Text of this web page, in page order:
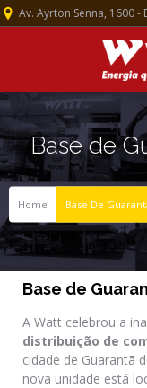
Av. Ayrton Senna, 1600
Base de
Home Base De
Base de
A Watt celebrou a
distribuição de
cidade de Guarantã
nova unidade está